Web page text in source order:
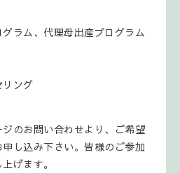
ラム、代理母出産プログラム
リング
のお問い合わせより、ご希望
し込み下さい。皆様のご参加
げます。